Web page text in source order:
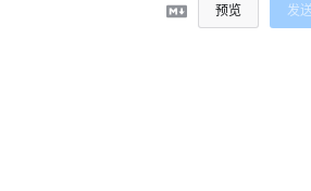
预览 发